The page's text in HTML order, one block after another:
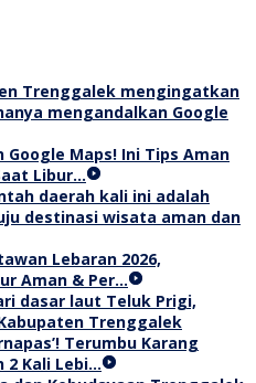
Google Maps! Ini Tips Aman
Libur…
Lebaran 2026,
Aman & Per…
Terumbu Karang
2 Kali Lebi…